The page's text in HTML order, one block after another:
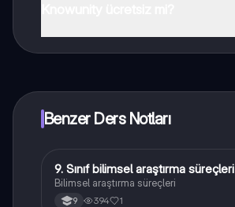
Benzer Ders Notları
Biyoloji
9. Sınıf bilimsel araştırma süreçleri
Bilimsel araştırma süreçleri
9 394 1